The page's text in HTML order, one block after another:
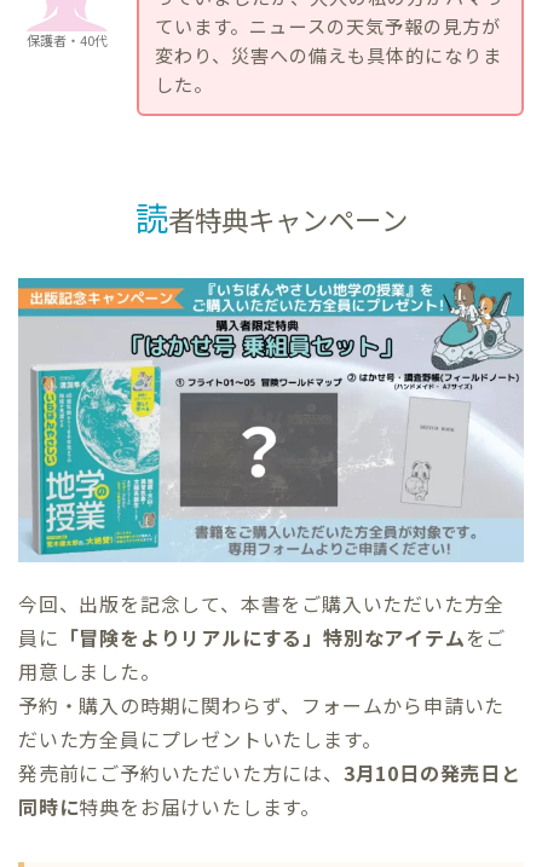
保護者・40代
ています。ニュースの天気予報の見方が
変わり、災害への備えも具体的になりま
した。
読者特典キャンペーン
今回、出版を記念して、本書をご購入いただいた方全
員に 「冒険をよりリアルにする」特別なアイテムをご
用意しました。
予約・購入の時期に関わらず、フォームから申請いた
だいた方全員にプレゼントいたします。
発売前にご予約いただいた方には、 3月10日の発売日と
同時に特典をお届けいたします。